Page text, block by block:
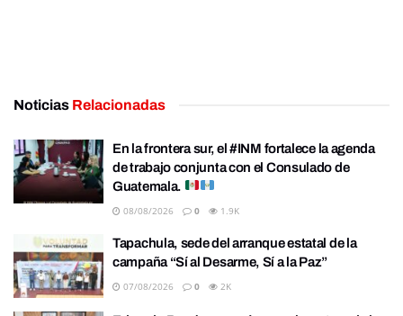
Noticias Relacionadas
En la frontera sur, el #INM fortalece la agenda
de trabajo conjunta con el Consulado de
Guatemala.
08/08/2026 0 1.9K
Tapachula, sede del arranque estatal de la
campaña “Sí al Desarme, Sí a la Paz”
07/08/2026 0 2K